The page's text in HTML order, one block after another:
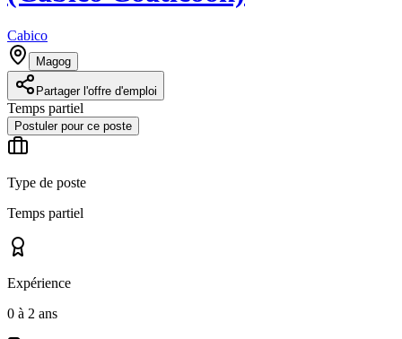
Cabico
Magog
Partager l'offre d'emploi
Temps partiel
Postuler pour ce poste
Type de poste
Temps partiel
Expérience
0 à 2 ans